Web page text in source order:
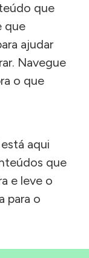
que
que
ajudar
Navegue
o que
aqui
que
e leve o
para o